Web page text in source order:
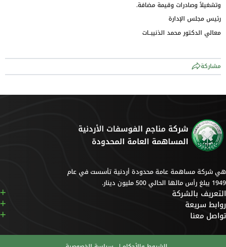
وتشغيلاً وصادرات وقيمة مضافة.
رئيس مجلس الإدارة
معالي الدكتور محمد الذنيبــات
مشاركة
هي شركة مساهمة عامة محدودة أردنية تأسست في عام
1949 يبلغ رأس مالها الحالي 500 مليون دينار.
التعريف بالشركة
روابط سريعة
تواصل معنا